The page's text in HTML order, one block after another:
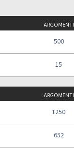
ARGOMENTI
500
15
ARGOMENTI
1250
652